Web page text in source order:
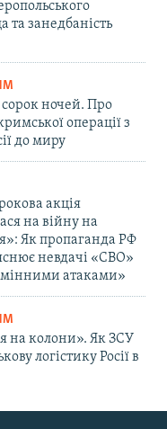
та занедбаність
ночей. Про
операції з
до миру
акція
на війну на
Як пропаганда РФ
невдачі «СВО»
атаками»
на колони». Як ЗСУ
логістику Росії в